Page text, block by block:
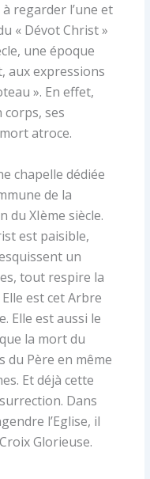
regarder l’une et
« Dévot Christ »
une époque
aux expressions
». En effet,
corps, ses
atroce.
chapelle dédiée
de la
XIème siècle.
est paisible,
un
tout respire la
est cet Arbre
Elle est aussi le
la mort du
du Père en même
Et déjà cette
Dans
l’Eglise, il
Glorieuse.